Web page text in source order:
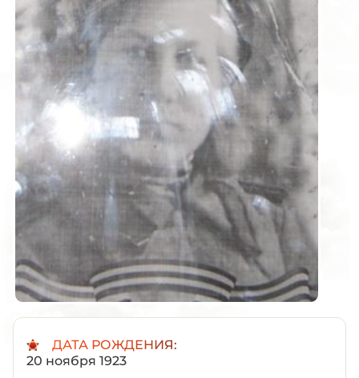
ДАТА РОЖДЕНИЯ:
20 ноября 1923